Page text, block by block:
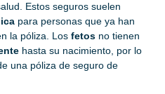
Estos seguros suelen
para personas que ya han
la póliza. Los fetos no tienen
hasta su nacimiento, por lo
una póliza de seguro de